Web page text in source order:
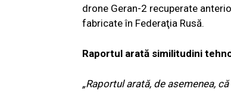
drone Geran-2 recuperate
fabricate în Federaţia Rusă.
Raportul arată similitudini
„Raportul arată, de asemenea,